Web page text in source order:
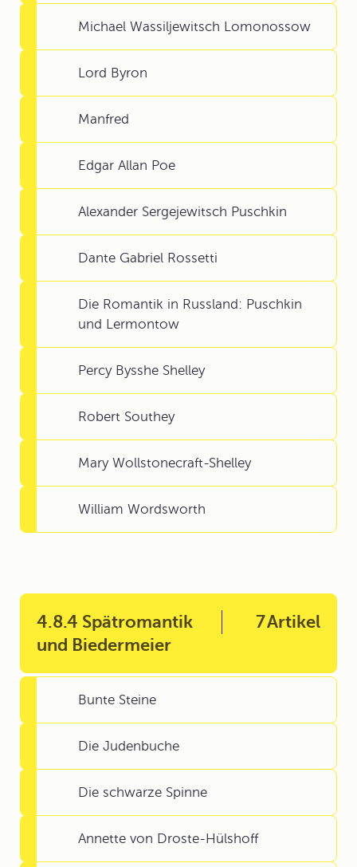
Michael Wassiljewitsch Lomonossow
Lord Byron
Manfred
Edgar Allan Poe
Alexander Sergejewitsch Puschkin
Dante Gabriel Rossetti
Die Romantik in Russland: Puschkin
und Lermontow
Percy Bysshe Shelley
Robert Southey
Mary Wollstonecraft-Shelley
William Wordsworth
4.8.4 Spätromantik
und Biedermeier
7Artikel
Bunte Steine
Die Judenbuche
Die schwarze Spinne
Annette von Droste-Hülshoff